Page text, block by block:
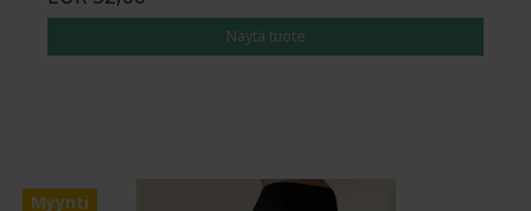
Näytä tuote
Myynti